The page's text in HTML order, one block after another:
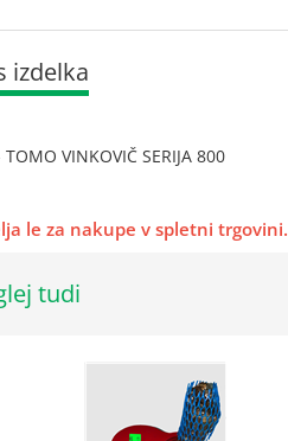
izdelka
VINKOVIČ SERIJA 800
le za nakupe v spletni trgovini.
tudi